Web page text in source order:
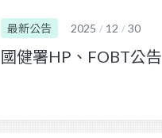
最新公告 2025 / 12 / 30
國健署HP、FOBT公告